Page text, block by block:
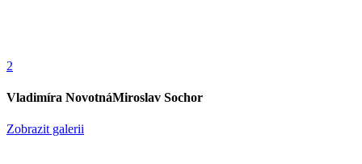
2
Vladimíra NovotnáMiroslav Sochor
Zobrazit galerii